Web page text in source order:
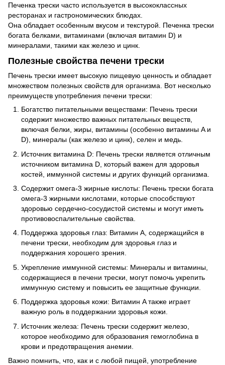
Печенка трески часто используется в высококлассных
ресторанах и гастрономических блюдах.
Она обладает особенным вкусом и текстурой. Печенка трески
богата белками, витаминами (включая витамин D) и
минералами, такими как железо и цинк.
Полезные свойства печени трески
Печень трески имеет высокую пищевую ценность и обладает
множеством полезных свойств для организма. Вот несколько
преимуществ употребления печени трески:
Богатство питательными веществами: Печень трески
содержит множество важных питательных веществ,
включая белки, жиры, витамины (особенно витамины A и
D), минералы (как железо и цинк), селен и медь.
Источник витамина D: Печень трески является отличным
источником витамина D, который важен для здоровья
костей, иммунной системы и других функций организма.
Содержит омега-3 жирные кислоты: Печень трески богата
омега-3 жирными кислотами, которые способствуют
здоровью сердечно-сосудистой системы и могут иметь
противовоспалительные свойства.
Поддержка здоровья глаз: Витамин A, содержащийся в
печени трески, необходим для здоровья глаз и
поддержания хорошего зрения.
Укрепление иммунной системы: Минералы и витамины,
содержащиеся в печени трески, могут помочь укрепить
иммунную систему и повысить ее защитные функции.
Поддержка здоровья кожи: Витамин A также играет
важную роль в поддержании здоровья кожи.
Источник железа: Печень трески содержит железо,
которое необходимо для образования гемоглобина в
крови и предотвращения анемии.
Важно помнить, что, как и с любой пищей, употребление